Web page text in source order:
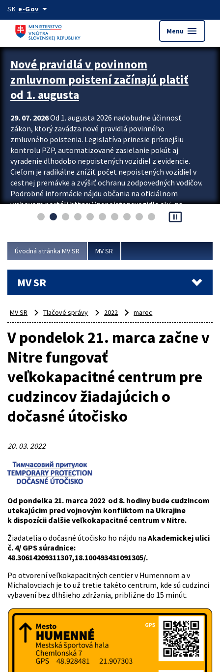
Preskocit na hlavný obsah
SK e-Govarrow_drop_down
Menu menu
Zastavit automatický posun upútavok
Nové pravidlá v povinnom
zmluvnom poistení začínajú platiť
od 1. augusta
29. 07. 2026Od 1. augusta 2026 nadobudne účinnosť
zákon, ktorý zavádza nové pravidlá povinného
zmluvného poistenia. Legislatíva prinesie prísnejšiu
kontrolu PZP, automatizované zasielanie pokút aj
vyradenie dlhodobo nepoistených vozidiel z evidencie.
Cieľom je radikálne znížiť počet nepoistených vozidiel v
cestnej premávke a zvýšiť ochranu zodpovedných vodičov.
Podrobné informácie nájdu občania na oficiálnom
webovom portáli https://nepoistenevozidlo.sk/, na
ktorom od augusta pribudne aj možnosť overiť si...
pause_presentation
Úvodná stránka MV SR MV SR
MV SR
MV SR Tlačové správy 2022 marec
V pondelok 21. marca začne v
Nitre fungovať
veľkokapacitné centrum pre
cudzincov žiadajúcich o
dočasné útočisko
20. 03. 2022
Od pondelka 21. marca 2022 od 8. hodiny bude cudzincom
utekajúcim pred vojnovým konfliktom na Ukrajine
k dispozícii ďalšie veľkokapacitné centrum v Nitre.
Žiadatelia o dočasné útočisko ho nájdu na Akademickej ulici
č. 4/ GPS súradnice:
48.30614209311307,18.100493431091305/.
Po otvorení veľkokapacitných centier v Humennom a v
Michalovciach je to už tretie takéto centrum, kde sú cudzinci
vybavení bez dlhšieho zdržania, približne do 15 minút.